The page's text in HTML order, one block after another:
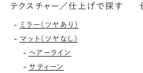
テクスチャー／仕上げで探す
- ミラー（ツヤあり）
- マット（ツヤなし）
- ヘアーライン
- サティーン